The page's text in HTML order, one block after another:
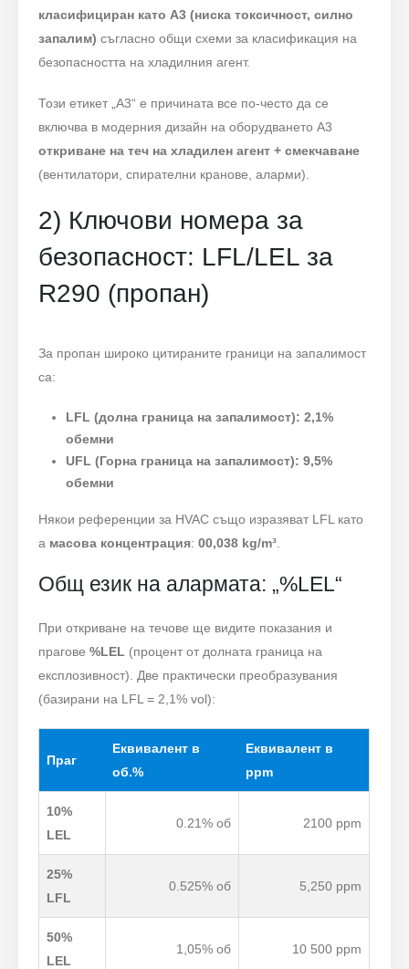
класифициран като A3 (ниска токсичност, силно
запалим) съгласно общи схеми за класификация на
безопасността на хладилния агент.
Този етикет „A3“ е причината все по-често да се
включва в модерния дизайн на оборудването A3
откриване на теч на хладилен агент + смекчаване
(вентилатори, спирателни кранове, аларми).
2) Ключови номера за
безопасност: LFL/LEL за
R290 (пропан)
За пропан широко цитираните граници на запалимост
са:
LFL (долна граница на запалимост): 2,1%
обемни
UFL (Горна граница на запалимост): 9,5%
обемни
Някои референции за HVAC също изразяват LFL като
a масова концентрация:00,038 kg/m³
Общ език на алармата: „%LEL“
При откриване на течове ще видите показания и
прагове%LEL (процент от долната граница на
експлозивност). Две практически преобразувания
(базирани на LFL = 2,1% vol):
Праг
Еквивалент в
об.%
Еквивалент в
ppm
10%
LEL
0.21% об 2100 ppm
25%
LFL
0.525% об 5,250 ppm
50%
LEL
1,05% об 10 500 ppm